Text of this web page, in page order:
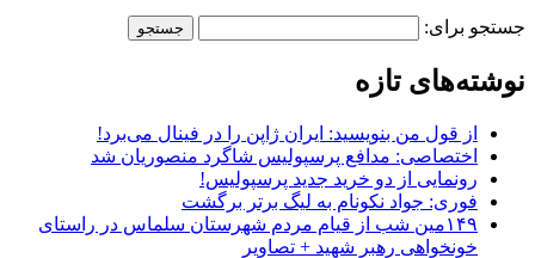
جستجو برای:
نوشته‌های تازه
از قول من بنویسید: ایران ژاپن را در فینال می‌برد!
اختصاصی: مدافع پرسپولیس شاگرد منصوریان شد
رونمایی از دو خرید جدید پرسپولیس!
فوری: جواد نکونام به لیگ برتر برگشت
۱۴۹مین شب از قیام مردم شهرستان سلماس در راستای
خونخواهی رهبر شهید + تصاویر